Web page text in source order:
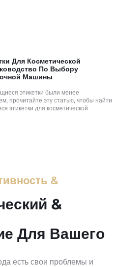
Для Косметической
По Выбору
Машины
этикетки были менее
прочитайте эту статью, чтобы найти
этикетки для косметической
&
&
Для Вашего
есть свои проблемы и